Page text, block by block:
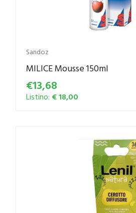
Sandoz
MILICE Mousse 150ml
€13,68
Listino: € 18,00